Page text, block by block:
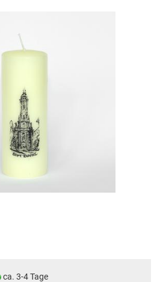
ca. 3-4 Tage